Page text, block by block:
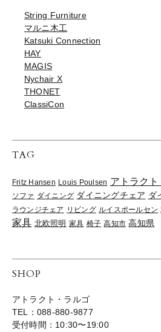
String Furniture
マルニ木工
Katsuki Connection
HAY
MAGIS
Nychair X
THONET
ClassiCon
TAG
Fritz Hansen Louis Poulsen アトラク
ソファ ダイニング ダイニングチェア ダ
ラウンジチェア リビング ルイスポールセン
家具 北欧照明 家具 椅子 高知市 高知県
SHOP
アトラクト・ラルゴ
TEL：088-880-9877
受付時間：10:30〜19:00